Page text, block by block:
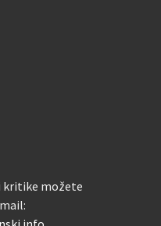
kritike možete